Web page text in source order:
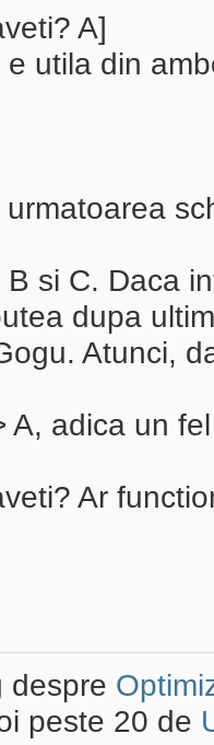
A]
e utila din
B si C. Daca
dupa
Atunci,
A, adica un
Ar
despre
peste 20 de